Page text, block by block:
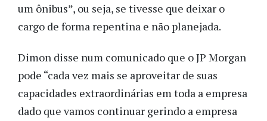
um ônibus”, ou seja, se tivesse que deixar o
cargo de forma repentina e não planejada.
Dimon disse num comunicado que o JP Morgan
pode “cada vez mais se aproveitar de suas
capacidades extraordinárias em toda a empresa
dado que vamos continuar gerindo a empresa